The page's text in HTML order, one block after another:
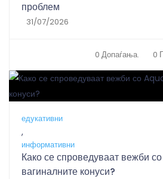
проблем
31/07/2026
0 Допаѓања. 0
едукативни
,
информативни
Како се спроведуваат вежби
вагиналните конуси?